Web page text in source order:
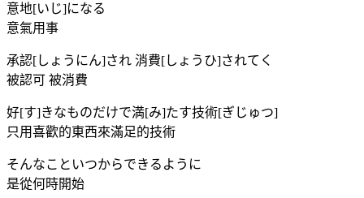
意地[いじ]になる
意氣用事
承認[しょうにん]され 消費[しょうひ]されてく
被認可 被消費
好[す]きなものだけで満[み]たす技術[ぎじゅつ]
只用喜歡的東西來滿足的技術
そんなこといつからできるように
是從何時開始